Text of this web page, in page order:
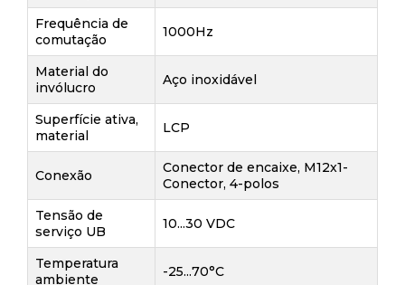
Frequência de
comutação
1000Hz
Material do
invólucro
Aço inoxidável
Superfície ativa,
material
LCP
Conexão
Conector de encaixe, M12x1-
Conector, 4-polos
Tensão de
serviço UB
10...30 VDC
Temperatura
ambiente
-25...70°C